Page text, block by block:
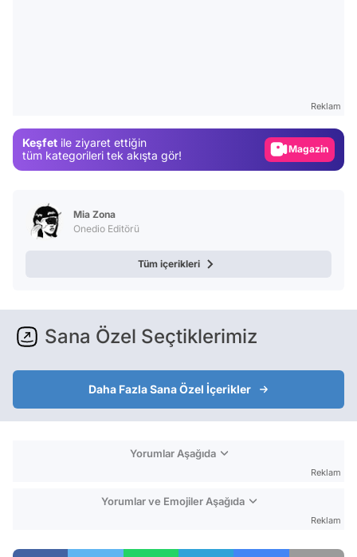
Reklam
Keşfet ile ziyaret ettiğin
tüm kategorileri tek akışta gör!
Video
Mia Zona
Onedio Editörü
Tüm içerikleri
Sana Özel Seçtiklerimiz
Daha Fazla Sana Özel İçerikler
Yorumlar Aşağıda
Reklam
Yorumlar ve Emojiler Aşağıda
Reklam